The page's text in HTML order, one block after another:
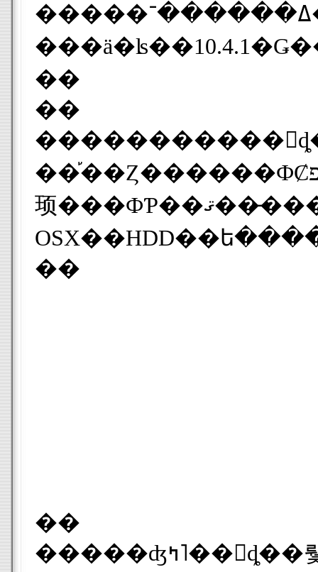
�����ߡ������־������ˤʤäƤ���Τ�Mac OSX 10.4.3�γ�ȯ�ԥ��åȤ��ϥå����줿�Ȥ������ȤǤ������䤬
��
��
��֡��Ȥ������ФȻפ����Τޤޥѡ��ƥ󥷥���ʬ���ƥ��󥹥ȡ��뤷���Τ������ե����륷���ƥ�(Win=NTFS.Mac=HFS+)���㤦���ᥨ�
顼���ФƤ��ޤ���̵�����ä�����Windows XP��ä���Mac
��
��